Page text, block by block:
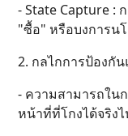
- State Capture :
"ซื้อ" หรือบงการน
2. กลไกการป้องกั
- ความสามารถใน
หน้าที่ที่โกงได้จริง